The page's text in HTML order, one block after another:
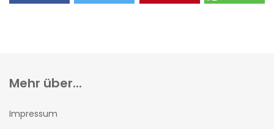
Mehr über...
Impressum